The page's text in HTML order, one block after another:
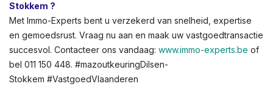
Stokkem ?
Met Immo-Experts bent u verzekerd van snelheid, expertise
en gemoedsrust. Vraag nu aan en maak uw vastgoedtransactie
succesvol. Contacteer ons vandaag: www.immo-experts.be of
bel 011 150 448. #mazoutkeuringDilsen-
Stokkem #VastgoedVlaanderen